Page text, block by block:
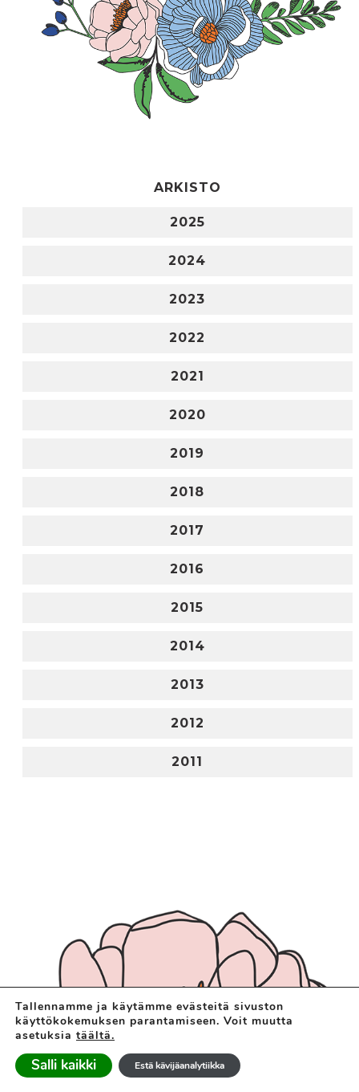
ARKISTO
2025
2024
2023
2022
2021
2020
2019
2018
2017
2016
2015
2014
2013
2012
2011
Tallennamme ja käytämme evästeitä sivuston
käyttökokemuksen parantamiseen. Voit muutta
asetuksia täältä.
Salli kaikki Estä kävijäanalytiikka